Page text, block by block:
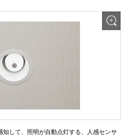
して、照明が自動点灯する、人感センサ